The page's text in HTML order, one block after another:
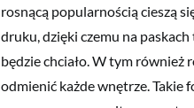
rosnącą popularnością cieszą
druku, dzięki czemu na
będzie chciało. W tym
odmienić każde wnętrze. Takie